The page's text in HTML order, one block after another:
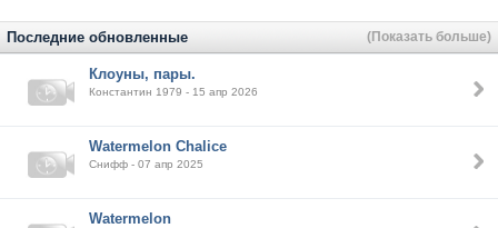
(Показать больше)
Последние обновленные
Клоуны, пары.
Константин 1979 - 15 апр 2026
Watermelon Chalice
Снифф - 07 апр 2025
Watermelon